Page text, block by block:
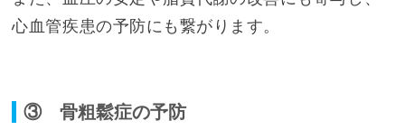
心血管疾患の予防にも繋がります。
③ 骨粗鬆症の予防